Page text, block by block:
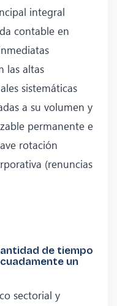
integral
contable en
las altas
sistemáticas
a su volumen y
permanente e
rotación
(renuncias
de tiempo
un
sectorial y